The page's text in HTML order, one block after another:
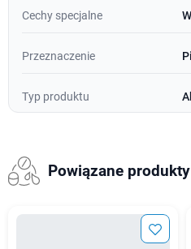
Cechy specjalne
Przeznaczenie
Typ produktu
Powiązane produkty